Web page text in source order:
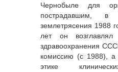
Чернобыле для
пострадавшим, в
землетрясения 1988
лет он возглавлял
здравоохранения
комиссию (с 1988),
этике